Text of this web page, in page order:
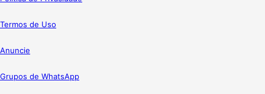
Termos de Uso
Anuncie
Grupos de WhatsApp